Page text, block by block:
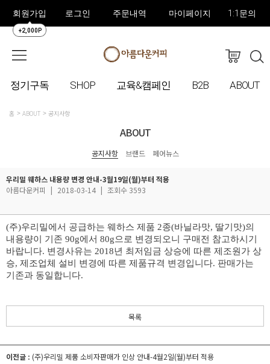
회원가입
+2,000P
로그인 주문내역 마이페이지 1:1문의
정기구독 SHOP 교육&캠페인 B2B ABOUT
홈 ABOUT 공지사항
ABOUT
공지사항 브랜드 페어뉴스
우리밀 웨하스 내용량 변경 안내-3월19일(월)부터 적용
아름다운커피
| 2018-03-14 | 조회수 3593
(주)우리밀에서 공급하는 웨하스 제품 2종(바닐라맛, 딸기맛)의
내용량이 기존 90g에서 80g으로 변경되오니 구매전 참고하시기
바랍니다. 변경사유는 2018년 최저임금 상승에 따른 제조원가 상
승, 제조업체 설비 변경에 따른 제품규격 변경입니다. 판매가는
기존과 동일합니다.
목록
이전글 : (주)우리밀 제품 소비자판매가 인상 안내-4월2일(월)부터 적용